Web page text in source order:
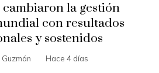
la gestión
con resultados
y sostenidos
Hace 4 días